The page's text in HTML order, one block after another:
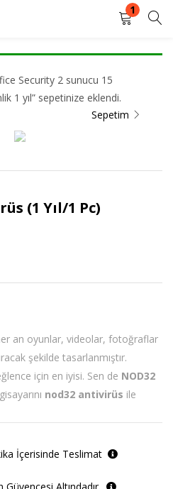
1
KAYIT OL
Security 2 sunucu 15
1 yıl” sepetinize eklendi.
Sepetim
(1 Yıl/1 Pc)
an oyunlar, videolar, fotoğraflar
şekilde tasarlanmıştır.
için en iyisi. Sen de NOD32
nod32 antivirüs ile
İçerisinde Teslimat